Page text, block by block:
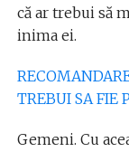
că ar trebui să
inima ei.
TREBUI SA FIE
Gemeni. Cu